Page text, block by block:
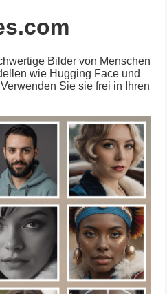
Bilder von Menschen
wie Hugging Face und
Sie sie frei in Ihren